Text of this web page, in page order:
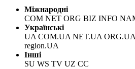
Міжнародні
COM NET ORG BIZ INFO
Українські
UA COM.UA NET.UA
region.UA
Інші
SU WS TV UZ CC